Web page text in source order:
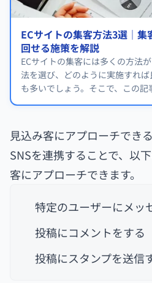
ECサイトの集客方法3選｜集
回せる施策を解説
ECサイトの集客には多くの方法
法を選び、どのように実施すれ
も多いでしょう。そこで、この
の中でも効果が高いとされる下
見込み客にアプローチできる
SNSを連携することで、以
客にアプローチできます。
特定のユーザーにメッ
投稿にコメントをする
投稿にスタンプを送信